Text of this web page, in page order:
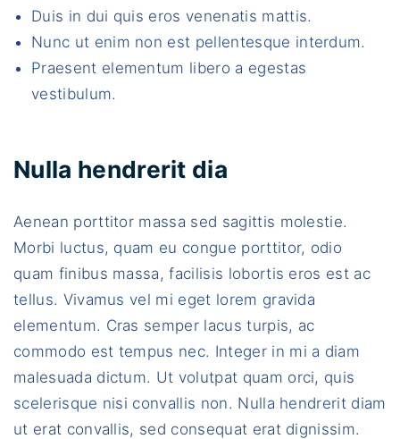
Duis in dui quis eros venenatis mattis.
Nunc ut enim non est pellentesque interdum.
Praesent elementum libero a egestas
vestibulum.
Nulla hendrerit dia
Aenean porttitor massa sed sagittis molestie.
Morbi luctus, quam eu congue porttitor, odio
quam finibus massa, facilisis lobortis eros est ac
tellus. Vivamus vel mi eget lorem gravida
elementum. Cras semper lacus turpis, ac
commodo est tempus nec. Integer in mi a diam
malesuada dictum. Ut volutpat quam orci, quis
scelerisque nisi convallis non. Nulla hendrerit diam
ut erat convallis, sed consequat erat dignissim.